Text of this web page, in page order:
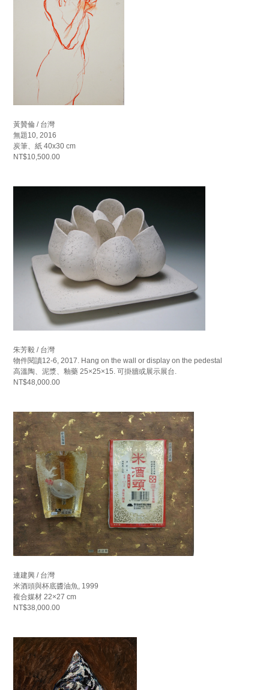
黃贊倫 / 台灣
無題10, 2016
炭筆、紙 40x30 cm
NT$10,500.00
朱芳毅 / 台灣
物件閱讀12-6, 2017. Hang on the wall or display on the pedestal
高溫陶、泥漿、釉藥 25×25×15. 可掛牆或展示展台.
NT$48,000.00
連建興 / 台灣
米酒頭與杯底醬油魚, 1999
複合媒材 22×27 cm
NT$38,000.00